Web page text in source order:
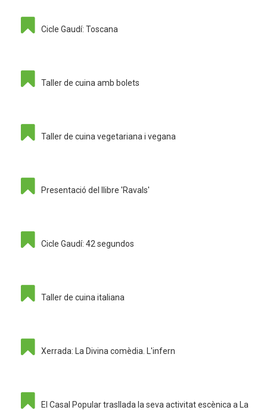
Cicle Gaudí: Toscana
Taller de cuina amb bolets
Taller de cuina vegetariana i vegana
Presentació del llibre 'Ravals'
Cicle Gaudí: 42 segundos
Taller de cuina italiana
Xerrada: La Divina comèdia. L'infern
El Casal Popular trasllada la seva activitat escènica a La